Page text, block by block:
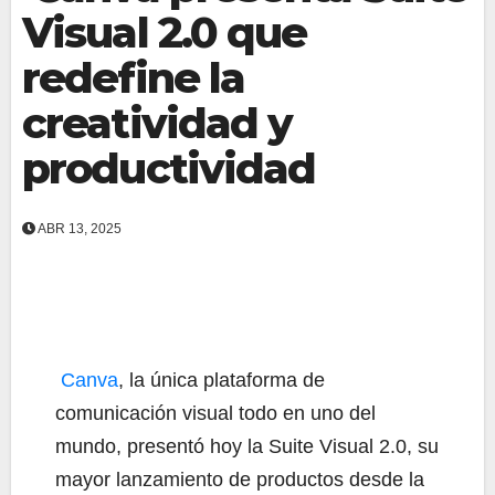
Visual 2.0 que
redefine la
creatividad y
productividad
ABR 13, 2025
Canva, la única plataforma de
comunicación visual todo en uno del
mundo, presentó hoy la Suite Visual 2.0, su
mayor lanzamiento de productos desde la